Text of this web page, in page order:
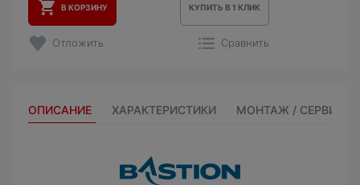
В КОРЗИНУ КУПИТЬ В 1 КЛИК
Отложить Сравнить
ОПИСАНИЕ ХАРАКТЕРИСТИКИ МОНТАЖ / СЕРВИС